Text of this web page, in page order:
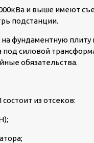
и выше имеют
подстанции.
на фундаментную
под силовой
обязательства.
из отсеков: